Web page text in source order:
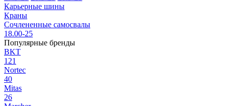
Карьерные шины
Краны
Сочлененные самосвалы
18.00-25
Популярные бренды
BKT
121
Nortec
40
Mitas
26